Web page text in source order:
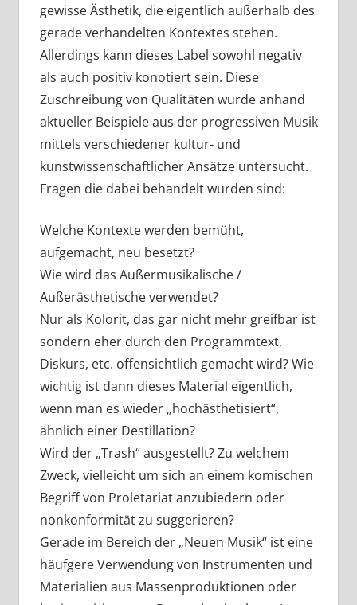
gewisse Ästhetik, die eigentlich außerhalb des
gerade verhandelten Kontextes stehen.
Allerdings kann dieses Label sowohl negativ
als auch positiv konotiert sein. Diese
Zuschreibung von Qualitäten wurde anhand
aktueller Beispiele aus der progressiven Musik
mittels verschiedener kultur- und
kunstwissenschaftlicher Ansätze untersucht.
Fragen die dabei behandelt wurden sind:
Welche Kontexte werden bemüht,
aufgemacht, neu besetzt?
Wie wird das Außermusikalische /
Außerästhetische verwendet?
Nur als Kolorit, das gar nicht mehr greifbar ist
sondern eher durch den Programmtext,
Diskurs, etc. offensichtlich gemacht wird? Wie
wichtig ist dann dieses Material eigentlich,
wenn man es wieder „hochästhetisiert“,
ähnlich einer Destillation?
Wird der „Trash“ ausgestellt? Zu welchem
Zweck, vielleicht um sich an einem komischen
Begriff von Proletariat anzubiedern oder
nonkonformität zu suggerieren?
Gerade im Bereich der „Neuen Musik“ ist eine
häufgere Verwendung von Instrumenten und
Materialien aus Massenproduktionen oder